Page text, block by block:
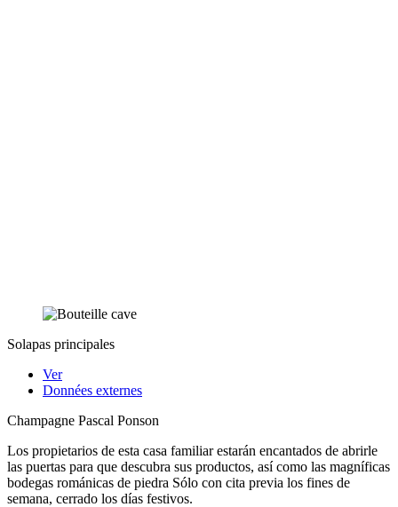
Solapas principales
Ver
Données externes
Champagne Pascal Ponson
Los propietarios de esta casa familiar estarán encantados de abrirle
las puertas para que descubra sus productos, así como las magníficas
bodegas románicas de piedra Sólo con cita previa los fines de
semana, cerrado los días festivos.